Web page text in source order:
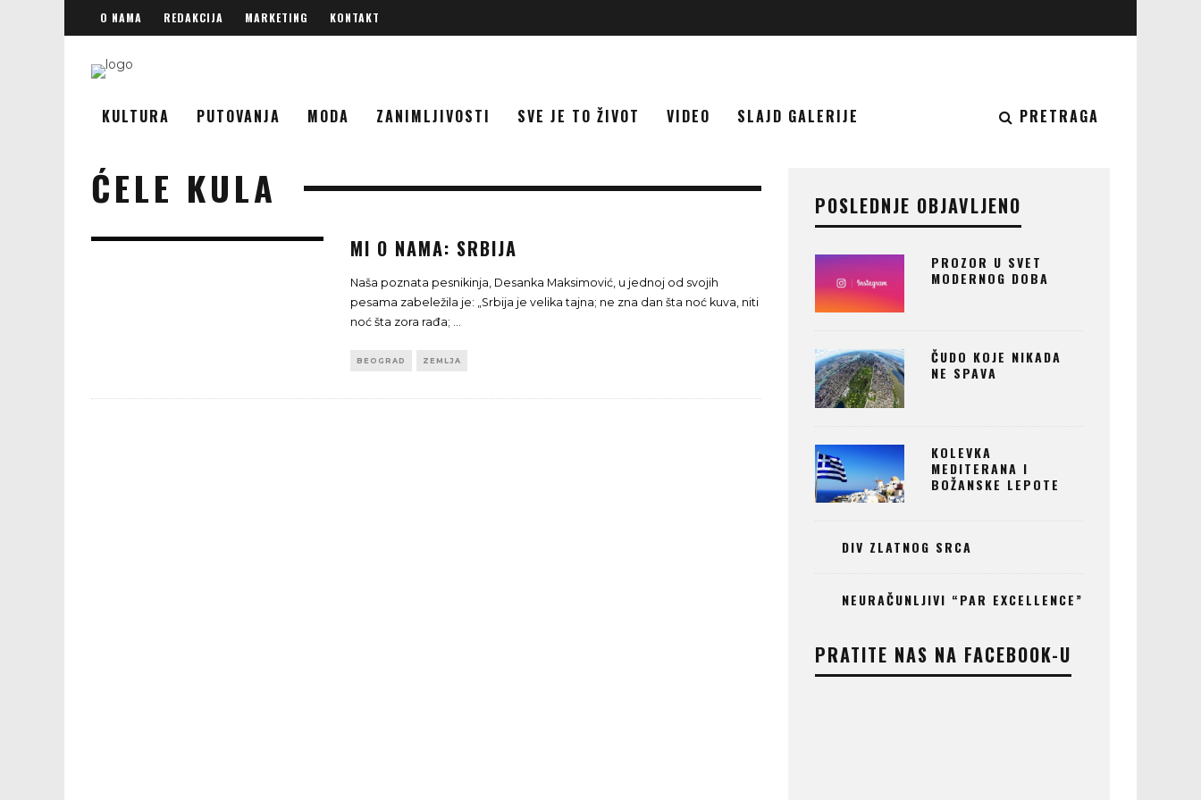
O NAMA REDAKCIJA MARKETING KONTAKT
KULTURA PUTOVANJA MODA ZANIMLJIVOSTI SVE JE TO ŽIVOT VIDEO SLAJD GALERIJE PRETRAGA
ĆELE KULA
MI O NAMA: SRBIJA
Naša poznata pesnikinja, Desanka Maksimović, u jednoj od svojih
pesama zabeležila je: „Srbija je velika tajna; ne zna dan šta noć kuva, niti
noć šta zora rađa; ...
BEOGRAD ZEMLJA
POSLEDNJE OBJAVLJENO
PROZOR U SVET
MODERNOG DOBA
ČUDO KOJE NIKADA
NE SPAVA
KOLEVKA
MEDITERANA I
BOŽANSKE LEPOTE
DIV ZLATNOG SRCA
NEURAČUNLJIVI “PAR EXCELLENCE”
PRATITE NAS NA FACEBOOK-U